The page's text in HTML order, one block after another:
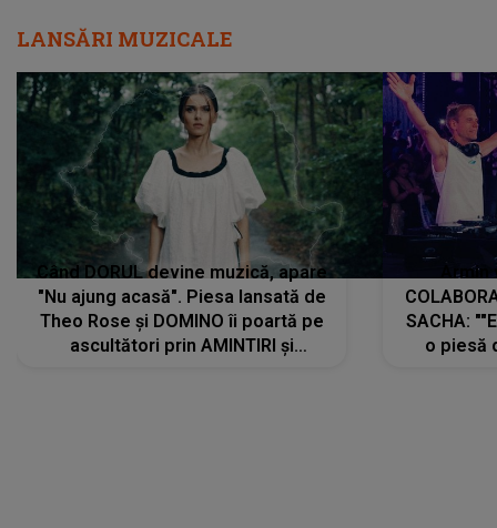
LANSĂRI MUZICALE
Când DORUL devine muzică, apare
"Nu ajung acasă". Piesa lansată de
Theo Rose și DOMINO îi poartă pe
ascultători prin AMINTIRI și
SACHA:
o piesă